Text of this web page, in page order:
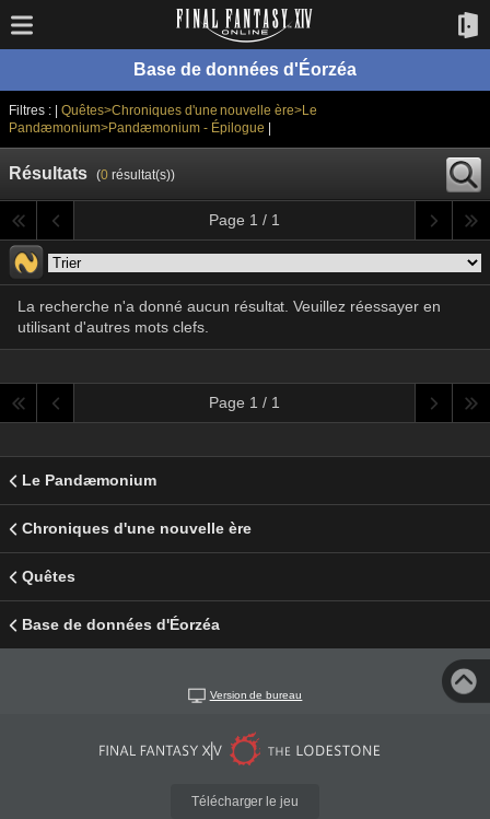
Base de données d'Éorzéa
Filtres : | Quêtes>Chroniques d'une nouvelle ère>Le
Pandæmonium>Pandæmonium - Épilogue
Résultats (0résultat(s))
Page 1 / 1
La recherche n'a donné aucun résultat. Veuillez réessayer en
utilisant d'autres mots clefs.
Page 1 / 1
Le Pandæmonium
Chroniques d'une nouvelle ère
Quêtes
Base de données d'Éorzéa
Version de bureau
Télécharger le jeu